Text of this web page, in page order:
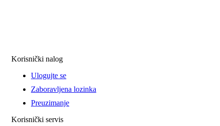
Korisnički nalog
Ulogujte se
Zaboravljena lozinka
Preuzimanje
Korisnički servis